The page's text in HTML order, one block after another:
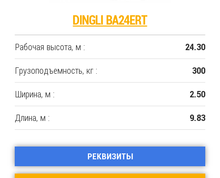
DINGLI BA24ERT
Рабочая высота, м : 24.30
Грузоподъемность, кг : 300
Ширина, м : 2.50
Длина, м : 9.83
РЕКВИЗИТЫ